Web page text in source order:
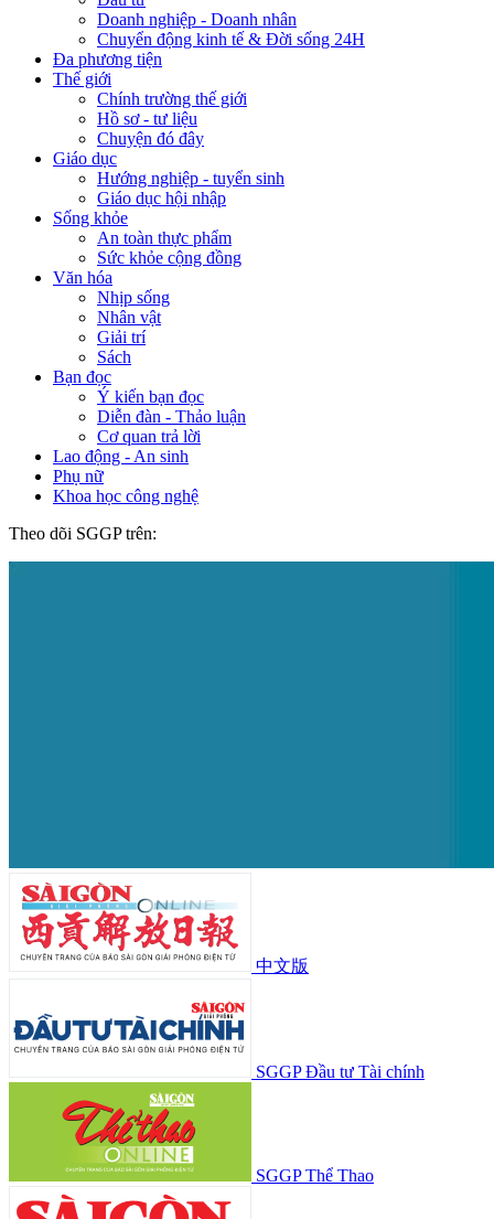
Doanh nghiệp - Doanh nhân
Chuyển động kinh tế & Đời sống 24H
Đa phương tiện
Thế giới
Chính trường thế giới
Hồ sơ - tư liệu
Chuyện đó đây
Giáo dục
Hướng nghiệp - tuyển sinh
Giáo dục hội nhập
Sống khỏe
An toàn thực phẩm
Sức khỏe cộng đồng
Văn hóa
Nhịp sống
Nhân vật
Giải trí
Sách
Bạn đọc
Ý kiến bạn đọc
Diễn đàn - Thảo luận
Cơ quan trả lời
Lao động - An sinh
Phụ nữ
Khoa học công nghệ
Theo dõi SGGP trên:
中文版
SGGP Đầu tư Tài chính
SGGP Thể Thao